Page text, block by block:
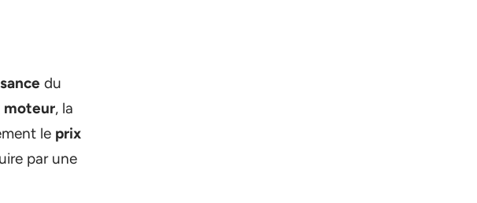
du
moteur, la
le prix
par une